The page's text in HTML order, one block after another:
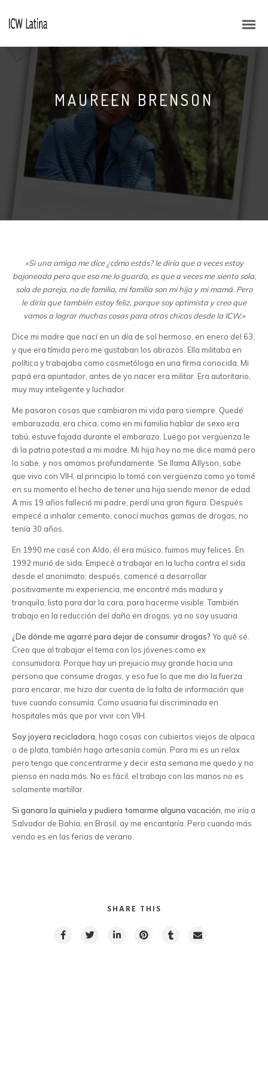
MAUREEN BRENSON
«Si una amiga me dice ¿cómo estás? le diría que a veces estoy
bajoneada pero que eso me lo guardo, es que a veces me siento sola,
sola de pareja, no de familia, mi familia son mi hija y mi mamá. Pero
le diría que también estoy feliz, porque soy optimista y creo que
vamos a lograr muchas cosas para otras chicas desde la ICW.»
Dice mi madre que nací en un día de sol hermoso, en enero del 63,
y que era tímida pero me gustaban los abrazos. Ella militaba en
política y trabajaba como cosmetóloga en una firma conocida. Mi
papá era apuntador, antes de yo nacer era militar. Era autoritario,
muy muy inteligente y luchador.
Me pasaron cosas que cambiaron mi vida para siempre. Quedé
embarazada, era chica, como en mi familia hablar de sexo era
tabú, estuve fajada durante el embarazo. Luego por vergüenza le
di la patria potestad a mi madre. Mi hija hoy no me dice mamá pero
lo sabe, y nos amamos profundamente. Se llama Allyson, sabe
que vivo con VIH, al principio lo tomó con vergüenza como yo tomé
en su momento el hecho de tener una hija siendo menor de edad.
A mis 19 años falleció mi padre, perdí una gran figura. Después
empecé a inhalar cemento, conocí muchas gamas de drogas, no
tenía 30 años.
En 1990 me casé con Aldo, él era músico, fuimos muy felices. En
1992 murió de sida. Empecé a trabajar en la lucha contra el sida
desde el anonimato; después, comencé a desarrollar
positivamente mi experiencia, me encontré más madura y
tranquila, lista para dar la cara, para hacerme visible. También
trabajo en la reducción del daño en drogas, ya no soy usuaria.
¿De dónde me agarré para dejar de consumir drogas? Yo qué sé.
Creo que al trabajar el tema con los jóvenes como ex
consumidora. Porque hay un prejuicio muy grande hacia una
persona que consume drogas, y eso fue lo que me dio la fuerza
para encarar, me hizo dar cuenta de la falta de información que
tuve cuando consumía. Como usuaria fui discriminada en
hospitales más que por vivir con VIH.
Soy joyera recicladora, hago cosas con cubiertos viejos de alpaca
o de plata, también hago artesanía común. Para mi es un relax
pero tengo que concentrarme y decir esta semana me quedo y no
pienso en nada más. No es fácil, el trabajo con las manos no es
solamente martillar.
Si ganara la quiniela y pudiera tomarme alguna vacación, me iría a
Salvador de Bahía, en Brasil, ay me encantaría. Pero cuando más
vendo es en las ferias de verano.
SHARE THIS